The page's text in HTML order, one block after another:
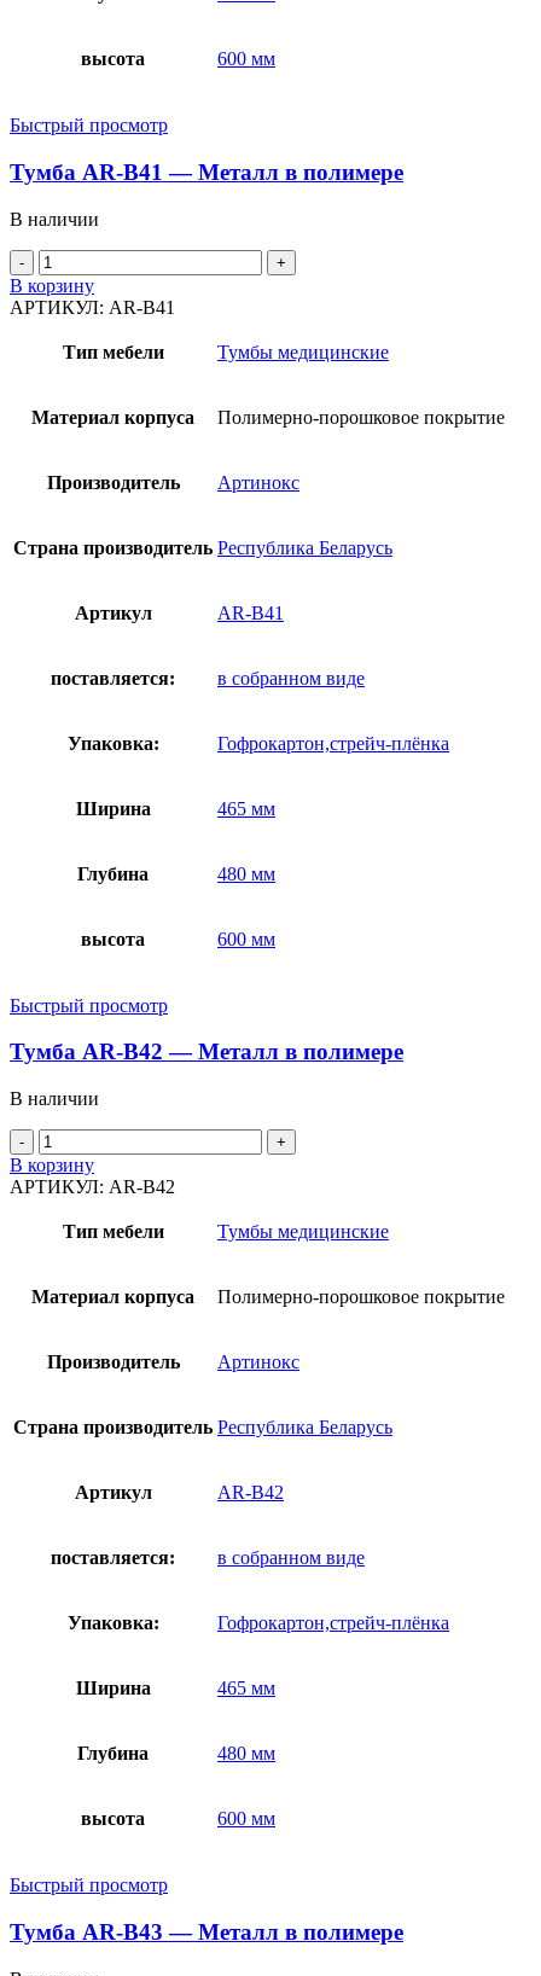
высота 600 мм
Быстрый просмотр
Тумба AR-B41 — Металл в полимере
В наличии
Количество
товара
Тумба
B41
в
полимере
В корзину
АРТИКУЛ: AR-B41
Тип мебели Тумбы медицинские
Материал корпуса Полимерно-порошковое покрытие
Производитель Артинокс
Страна производитель Республика Беларусь
Артикул AR-B41
поставляется: в собранном виде
Упаковка: Гофрокартон,стрейч-плёнка
Ширина 465 мм
Глубина 480 мм
высота 600 мм
Быстрый просмотр
Тумба AR-B42 — Металл в полимере
В наличии
Количество
товара
Тумба
B42
в
полимере
В корзину
АРТИКУЛ: AR-B42
Тип мебели Тумбы медицинские
Материал корпуса Полимерно-порошковое покрытие
Производитель Артинокс
Страна производитель Республика Беларусь
Артикул AR-B42
поставляется: в собранном виде
Упаковка: Гофрокартон,стрейч-плёнка
Ширина 465 мм
Глубина 480 мм
высота 600 мм
Быстрый просмотр
Тумба AR-B43 — Металл в полимере